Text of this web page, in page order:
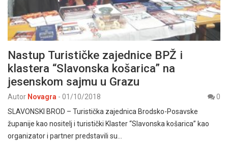
Nastup Turističke zajednice BPŽ i
klastera “Slavonska košarica” na
jesenskom sajmu u Grazu
Autor Novagra - 01/10/2018
0
SLAVONSKI BROD – Turistička zajednica Brodsko-Posavske
županije kao nositelj i turistički Klaster “Slavonska košarica” kao
organizator i partner predstavili su…